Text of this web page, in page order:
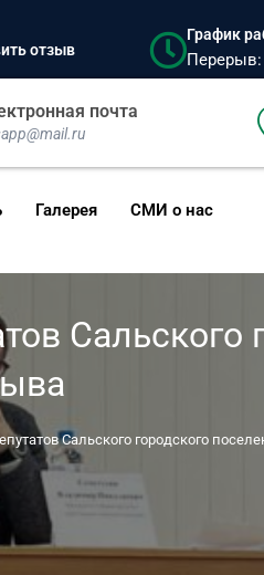
отзыв
График
Перерыв:
почта
Галерея СМИ о нас
Сальского
Сальского городского